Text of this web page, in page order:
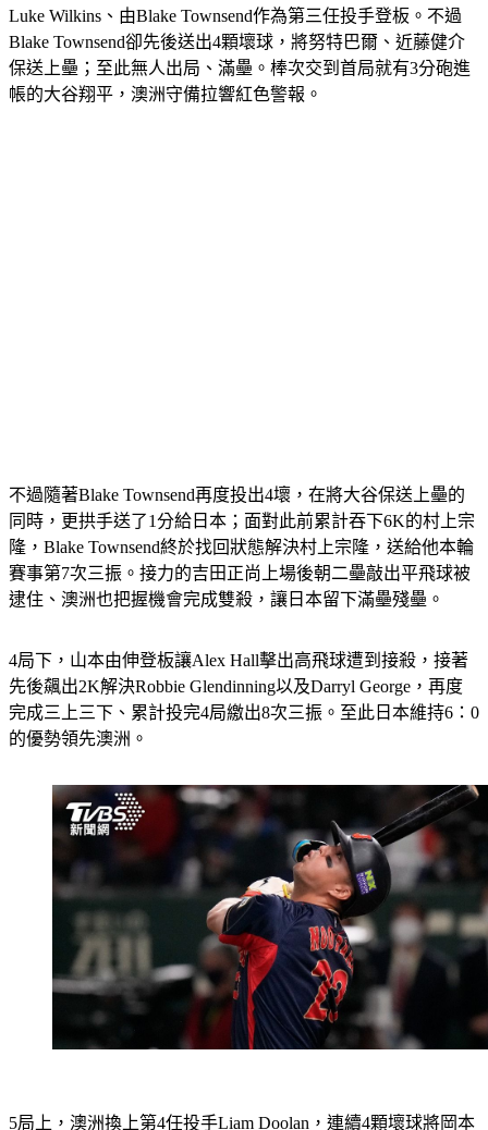
Luke Wilkins、由Blake Townsend作為第三任投手登板。不過
Blake Townsend卻先後送出4顆壞球，將努特巴爾、近藤健介
保送上壘；至此無人出局、滿壘。棒次交到首局就有3分砲進
帳的大谷翔平，澳洲守備拉響紅色警報。
不過隨著Blake Townsend再度投出4壞，在將大谷保送上壘的
同時，更拱手送了1分給日本；面對此前累計吞下6K的村上宗
隆，Blake Townsend終於找回狀態解決村上宗隆，送給他本輪
賽事第7次三振。接力的吉田正尚上場後朝二壘敲出平飛球被
逮住、澳洲也把握機會完成雙殺，讓日本留下滿壘殘壘。
4局下，山本由伸登板讓Alex Hall擊出高飛球遭到接殺，接著
先後飆出2K解決Robbie Glendinning以及Darryl George，再度
完成三上三下、累計投完4局繳出8次三振。至此日本維持6：0
的優勢領先澳洲。
5局上，澳洲換上第4任投手Liam Doolan，連續4顆壞球將岡本